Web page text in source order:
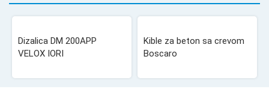
Dizalica DM 200APP
VELOX IORI
Kible za beton sa crevom
Boscaro